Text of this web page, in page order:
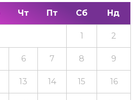
Чт Пт Сб Нд
1 2
6 7 8 9
13 14 15 16